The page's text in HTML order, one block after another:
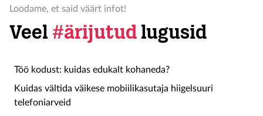
Loodame, et said väärt infot!
Veel #ärijutud lugusid
Töö kodust: kuidas edukalt kohaneda?
Kuidas vältida väikese mobiilikasutaja hiigelsuuri
telefoniarveid